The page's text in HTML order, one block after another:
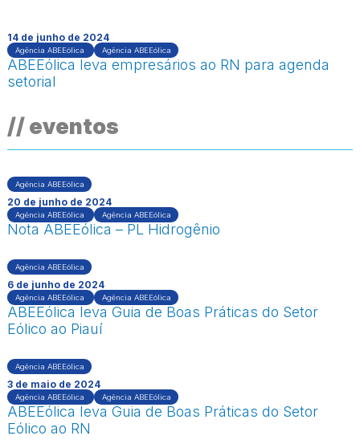
14 de junho de 2024
Agência ABEEólica Agência ABEEólica
ABEEólica leva empresários ao RN para agenda
setorial
// eventos
Agência ABEEólica
20 de junho de 2024
Agência ABEEólica Agência ABEEólica
Nota ABEEólica – PL Hidrogênio
Agência ABEEólica
6 de junho de 2024
Agência ABEEólica Agência ABEEólica
ABEEólica leva Guia de Boas Práticas do Setor
Eólico ao Piauí
Agência ABEEólica
3 de maio de 2024
Agência ABEEólica Agência ABEEólica
ABEEólica leva Guia de Boas Práticas do Setor
Eólico ao RN